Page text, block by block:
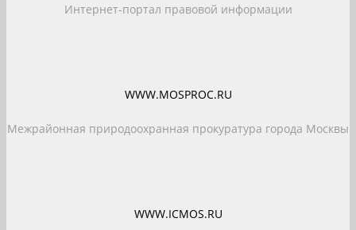
Интернет-портал правовой информации
WWW.MOSPROC.RU
Межрайонная природоохранная прокуратура города Москвы
WWW.ICMOS.RU